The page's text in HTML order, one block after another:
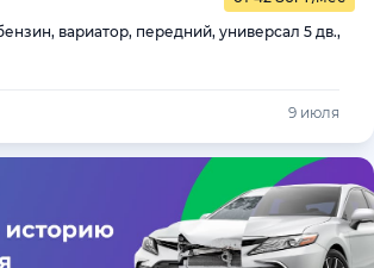
вариатор, передний, универсал 5 дв.,
9 июля